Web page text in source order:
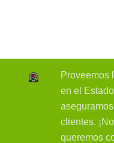
Proveemos
en el
clientes.
queremos